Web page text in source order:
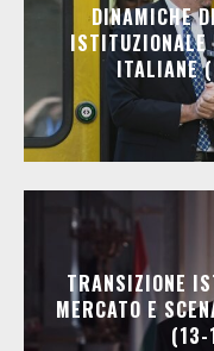
DINAMICHE
ISTITUZIONALE
ITALIANE
TRANSIZIONE
MERCATO E
(13-